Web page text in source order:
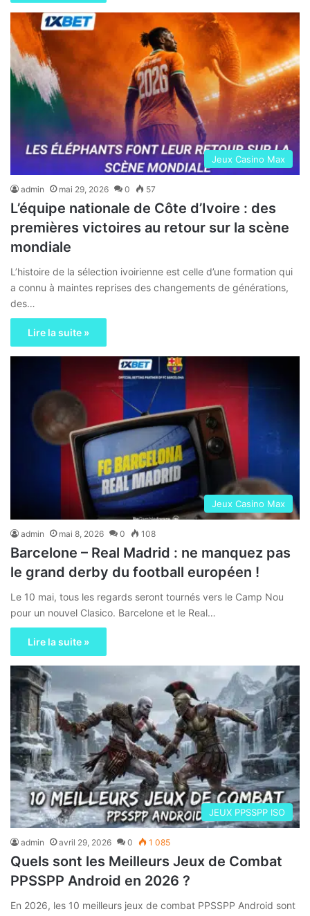
Jeux Casino Max
admin mai 29, 2026 0 57
L’équipe nationale de Côte d’Ivoire : des
premières victoires au retour sur la scène
mondiale
L’histoire de la sélection ivoirienne est celle d’une formation qui
a connu à maintes reprises des changements de générations,
des…
Lire la suite »
Jeux Casino Max
admin mai 8, 2026 0 108
Barcelone – Real Madrid : ne manquez pas
le grand derby du football européen !
Le 10 mai, tous les regards seront tournés vers le Camp Nou
pour un nouvel Clasico. Barcelone et le Real…
Lire la suite »
JEUX PPSSPP ISO
admin avril 29, 2026 0 1 085
Quels sont les Meilleurs Jeux de Combat
PPSSPP Android en 2026 ?
En 2026, les 10 meilleurs jeux de combat PPSSPP Android sont